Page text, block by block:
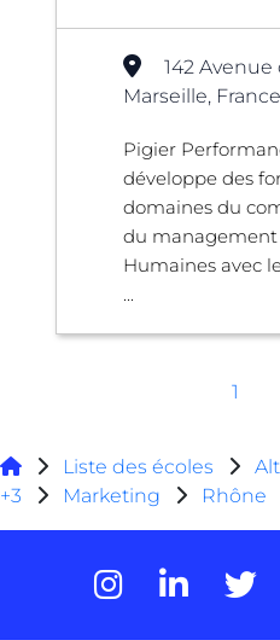
142 Avenue
Marseille, France
Pigier
développe des
domaines du
du management
Humaines avec
...
1
Liste des écoles
+3
Marketing Rhône